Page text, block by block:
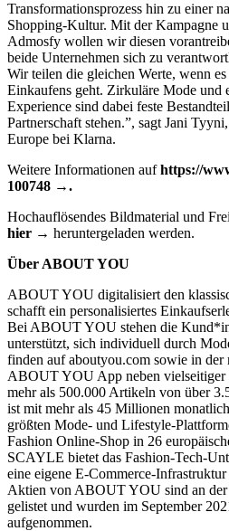
Transformationsprozess hin zu einer
Shopping-Kultur. Mit der Kampagne
Admosfy wollen wir diesen
beide Unternehmen sich zu
Wir teilen die gleichen Werte, wenn
Einkaufens geht. Zirkuläre Mode und
Experience sind dabei feste
Partnerschaft stehen.”, sagt Jani
Europe bei Klarna.
Weitere Informationen aufhttps://
100748
.
Hochauflösendes Bildmaterial und
hier
heruntergeladen werden.
Über ABOUT YOU
ABOUT YOU digitalisiert den
schafft ein personalisiertes
Bei ABOUT YOU stehen die
unterstützt, sich individuell durch
finden auf aboutyou.com sowie in der
ABOUT YOU App neben vielseitiger
mehr als 500.000 Artikeln von über
ist mit mehr als 45 Millionen
größten Mode- und Lifestyle-
Fashion Online-Shop in 26
SCAYLE bietet das Fashion-Tech-
eine eigene E-Commerce-
Aktien von ABOUT YOU sind an der
gelistet und wurden im September
aufgenommen.